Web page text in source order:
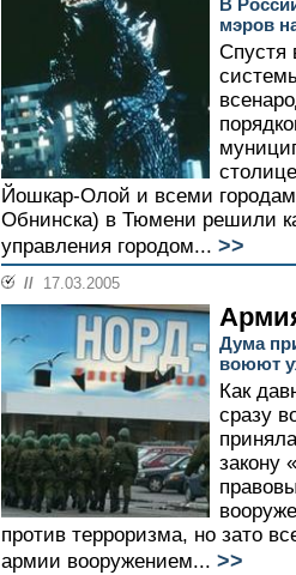
В
мэров
Спустя
Йошкар-Олой и всеми
Обнинска) в Тюмени решили
управления городом... >>
// 17.03.2005
Дума
воюют
Как
сразу
закону
против терроризма, но зато
армии вооружением... >>